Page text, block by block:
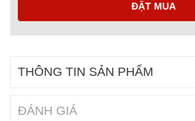
ĐẶT MUA
THÔNG TIN SẢN PHẨM
ĐÁNH GIÁ